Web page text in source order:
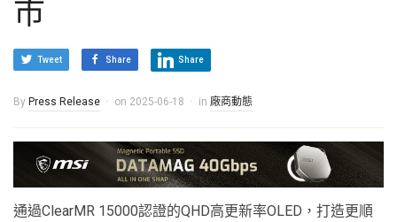
Tweet Share Share
By Press Release on 2025-06-18 in 廠商動態
通過ClearMR 15000認證的QHD高更新率OLED，打造更順